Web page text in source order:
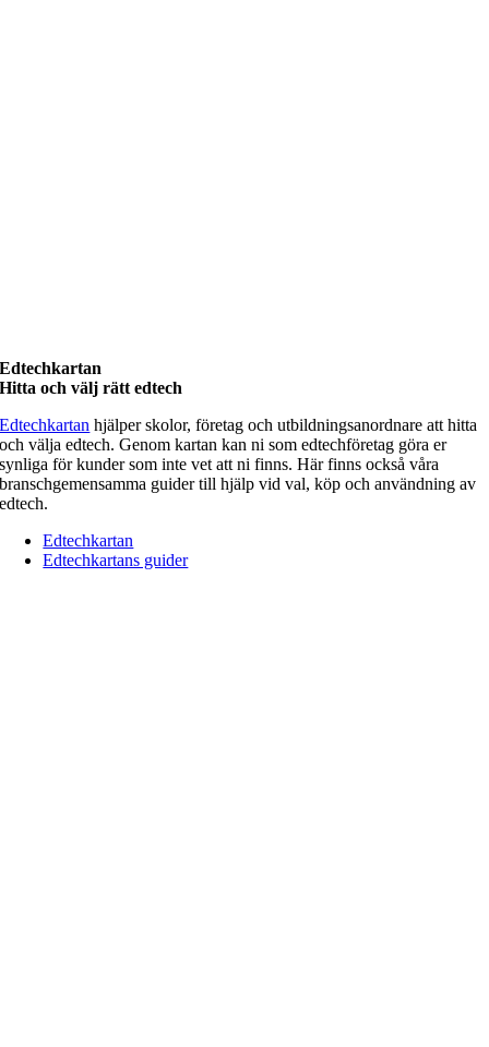
Edtechkartan
Hitta och välj rätt edtech
Edtechkartan hjälper skolor, företag och utbildningsanordnare att hitta
och välja edtech. Genom kartan kan ni som edtechföretag göra er
synliga för kunder som inte vet att ni finns. Här finns också våra
branschgemensamma guider till hjälp vid val, köp och användning av
edtech.
Edtechkartan
Edtechkartans guider